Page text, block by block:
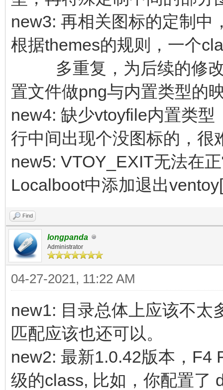
new3: 再相关图标的定制中
根据themes的规则，一个
多重复，为后续的修改
置文件做png与内置类型的
new4: 缺少vtoyfile内置类
行中间出现个没图标的，很
new5: VTOY_EXIT无法在
Localboot中添加退出
Find
longpanda
Administrator
04-27-2021, 11:22 AM
new1: 目录总体上应该不太
匹配应该也还可以。
new2: 最新1.0.42版本，F4
级的class, 比如，你配置了